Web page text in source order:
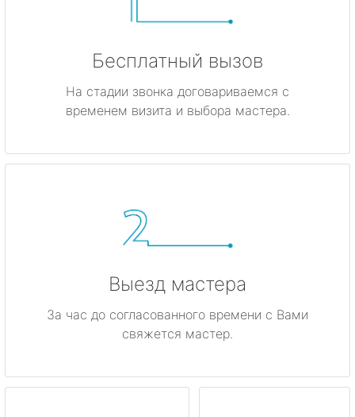
Бесплатный вызов
На стадии звонка договариваемся с
временем визита и выбора мастера.
Выезд мастера
За час до согласованного времени с Вами
свяжется мастер.